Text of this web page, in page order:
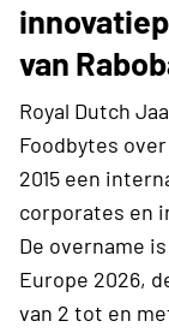
van
Royal Dutch
Foodbytes
2015 een
corporates en
De overname
Europe 2026,
van 2 tot en